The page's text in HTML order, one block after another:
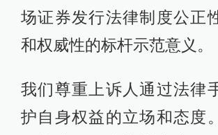
场证券发行法律制度公正
和权威性的标杆示范意义。
我们尊重上诉人通过法律
护自身权益的立场和态度